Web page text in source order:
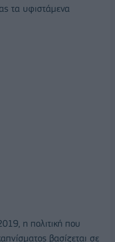
τα υφιστάμενα
η πολιτική που
βασίζεται σε